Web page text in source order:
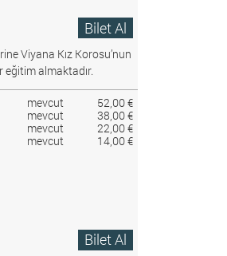
Bilet Al
Viyana Kız Korosu’nun
eğitim almaktadır.
mevcut
52,00 €
mevcut
38,00 €
mevcut
22,00 €
mevcut
14,00 €
Bilet Al